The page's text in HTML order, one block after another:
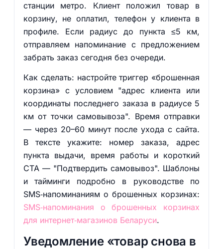
станции метро. Клиент положил товар в
корзину, не оплатил, телефон у клиента в
профиле. Если радиус до пункта ≤5 км,
отправляем напоминание с предложением
забрать заказ сегодня без очереди.
Как сделать: настройте триггер «брошенная
корзина» с условием "адрес клиента или
координаты последнего заказа в радиусе 5
км от точки самовывоза". Время отправки
— через 20–60 минут после ухода с сайта.
В тексте укажите: номер заказа, адрес
пункта выдачи, время работы и короткий
CTA — "Подтвердить самовывоз". Шаблоны
и тайминги подробно в руководстве по
SMS‑напоминаниям о брошенных корзинах:
SMS‑напоминания о брошенных корзинах
для интернет‑магазинов Беларуси.
Уведомление «товар снова в